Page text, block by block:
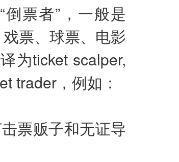
倒票者”，一般是
票、球票、电影
为ticket scalper,
trader，例如：
票贩子和无证导